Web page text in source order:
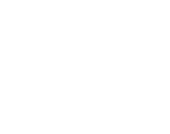
de toutes les